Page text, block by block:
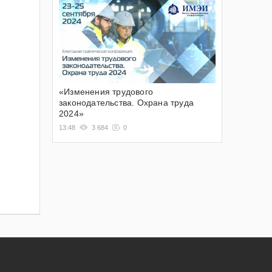
«Изменения трудового
законодательства. Охрана труда
2024»
13:48 3 684 0